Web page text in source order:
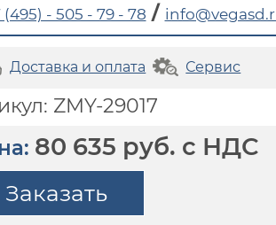
(495) - 505 - 79 - 78 /
Доставка и оплата Сервис
ZMY-29017
80 635 руб. с НДС
Заказать